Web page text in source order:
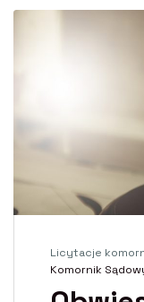
Licytacje
Komornik